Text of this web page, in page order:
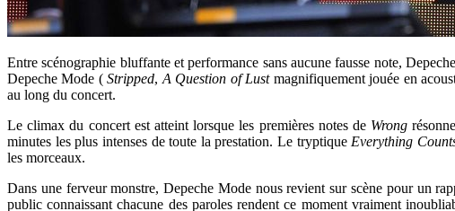
Entre scénographie bluffante et performance sans aucune fausse note,
Depeche Mode (Stripped, A Question of Lustmagnifiquement jouée en
au long du concert.
Le climax du concert est atteint lorsque les premières notes de Wrong
minutes les plus intenses de toute la prestation. Le tryptique Everything
les morceaux.
Dans une ferveur monstre, Depeche Mode nous revient sur scène pour un
public connaissant chacune des paroles rendent ce moment vraiment